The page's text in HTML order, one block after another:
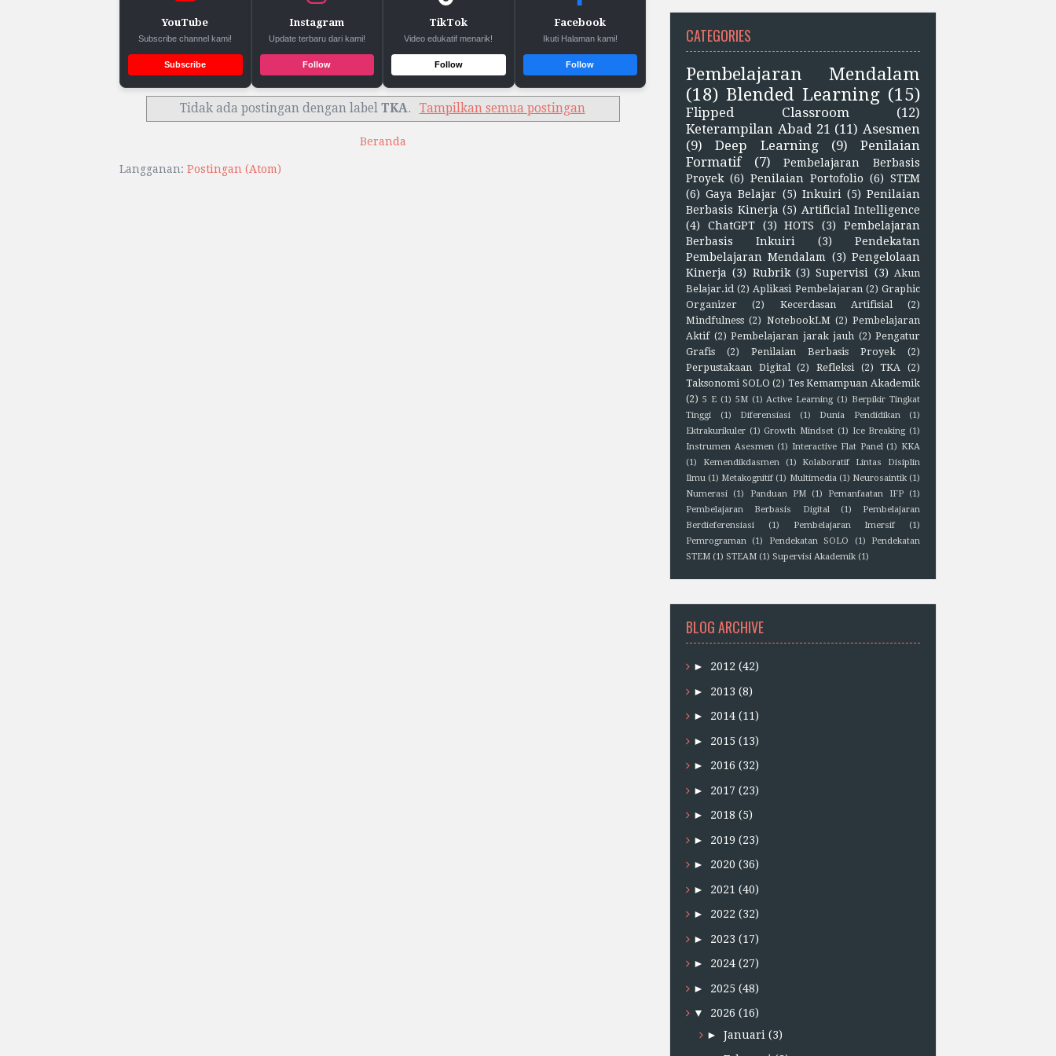
YouTube
Subscribe channel kami!
Subscribe
Instagram
Update terbaru dari kami!
Follow
TikTok
Video edukatif menarik!
Follow
Facebook
Ikuti Halaman kami!
Follow
Tidak ada postingan dengan labelTKA. Tampilkan semua postingan
Beranda
Langganan: Postingan (Atom)
CATEGORIES
Pembelajaran Mendalam
(18) Blended Learning (15)
Flipped Classroom
(12)
Keterampilan Abad 21 (11) Asesmen
(9)
Deep Learning (9)
Penilaian
Formatif
(7)
Pembelajaran Berbasis
Proyek (6) Penilaian Portofolio (6) STEM
(6) Gaya Belajar (5) Inkuiri (5) Penilaian
Berbasis Kinerja (5) Artificial Intelligence
(4)
ChatGPT (3) HOTS (3)
Pembelajaran
Berbasis Inkuiri
(3)
Pendekatan
Pembelajaran Mendalam (3) Pengelolaan
Kinerja (3) Rubrik (3) Supervisi (3) Akun
Belajar.id (2) Aplikasi Pembelajaran (2) Graphic
Organizer
(2) Kecerdasan Artifisial
(2)
Mindfulness (2) NotebookLM (2) Pembelajaran
Aktif (2) Pembelajaran jarak jauh (2) Pengatur
Grafis
(2) Penilaian Berbasis Proyek
(2)
Perpustakaan Digital (2) Refleksi (2) TKA
(2)
Taksonomi SOLO (2) Tes Kemampuan Akademik
(2) 5 E (1) 5M (1) Active Learning (1) Berpikir Tingkat
Tinggi
(1) Diferensiasi (1) Dunia Pendidikan
(1)
Ektrakurikuler (1) Growth Mindset (1) Ice Breaking (1)
Instrumen Asesmen (1) Interactive Flat Panel (1) KKA
(1)
Kemendikdasmen (1)
Kolaboratif Lintas Disiplin
Ilmu (1) Metakognitif (1) Multimedia (1) Neurosaintik (1)
Numerasi
(1) Panduan PM (1) Pemanfaatan IFP
(1)
Pembelajaran Berbasis Digital
(1)
Pembelajaran
Berdieferensiasi
(1) Pembelajaran Imersif
(1)
Pemrograman
(1) Pendekatan SOLO (1)
Pendekatan
STEM (1) STEAM (1) Supervisi Akademik (1)
BLOG ARCHIVE
► 2012 (42)
► 2013 (8)
► 2014 (11)
► 2015 (13)
► 2016 (32)
► 2017 (23)
► 2018 (5)
► 2019 (23)
► 2020 (36)
► 2021 (40)
► 2022 (32)
► 2023 (17)
► 2024 (27)
► 2025 (48)
▼
2026 (16)
► Januari (3)